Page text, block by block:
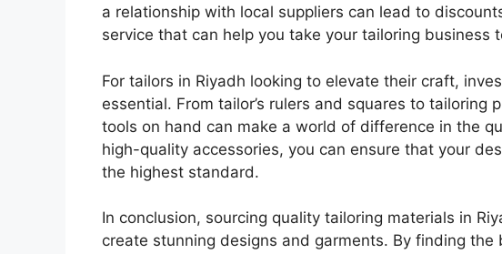
a relationship with local suppliers can lead to
service that can help you take your tailoring business
For tailors in Riyadh looking to elevate their craft,
essential. From tailor’s rulers and squares to tailoring
tools on hand can make a world of difference in the
high-quality accessories, you can ensure that your
the highest standard.
In conclusion, sourcing quality tailoring materials in
create stunning designs and garments. By finding the